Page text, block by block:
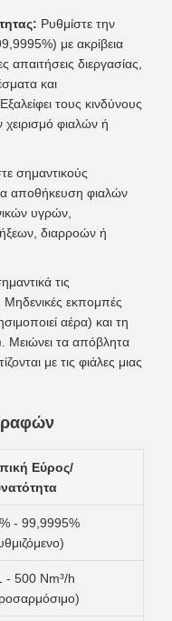
Ρυθμίστε την
με ακρίβεια
απαιτήσεις διεργασίας,
και
τους κινδύνους
χειρισμό φιαλών ή
σημαντικούς
αποθήκευση φιαλών
υγρών,
διαρροών ή
τις
Μηδενικές εκπομπές
αέρα) και τη
τα απόβλητα
με τις φιάλες μιας
Εύρος/
- 99,9995%
- 500 Nm³/h